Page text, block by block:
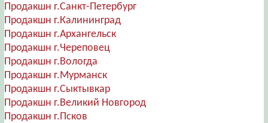
Продакшн г.Санкт-Петербург
Продакшн г.Калининград
Продакшн г.Архангельск
Продакшн г.Череповец
Продакшн г.Вологда
Продакшн г.Мурманск
Продакшн г.Сыктывкар
Продакшн г.Великий Новгород
Продакшн г.Псков